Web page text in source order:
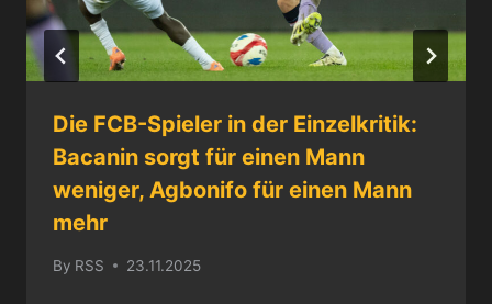
Die FCB-Spieler in der Einzelkritik:
Bacanin sorgt für einen Mann
weniger, Agbonifo für einen Mann
mehr
By RSS 23.11.2025